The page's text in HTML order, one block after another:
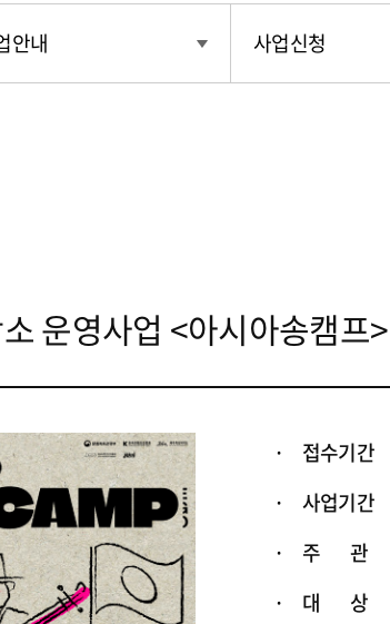
안내 사업신청
운영사업 <아시아송캠프
· 접수기간
· 사업기간
· 주 관
· 대 상